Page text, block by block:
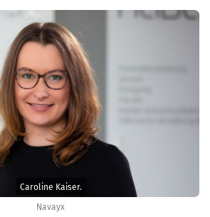
Navayx
Caroline Kaiser.